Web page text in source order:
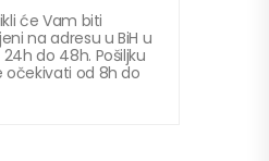
će Vam biti
na adresu u BiH u
do 48h. Pošiljku
očekivati od 8h do